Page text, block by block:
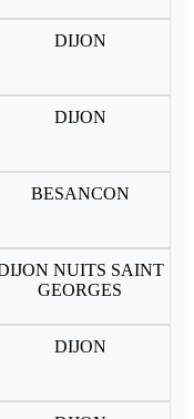
DIJON
DIJON
BESANCON
NUITS SAINT
GEORGES
DIJON